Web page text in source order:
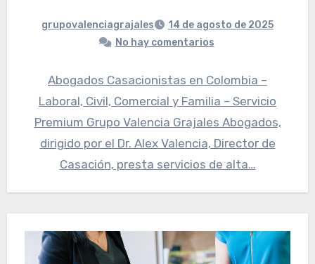
grupovalenciagrajales
14 de agosto de 2025
No hay comentarios
Abogados Casacionistas en Colombia –
Laboral, Civil, Comercial y Familia – Servicio
Premium Grupo Valencia Grajales Abogados,
dirigido por el Dr. Alex Valencia, Director de
Casación, presta servicios de alta…